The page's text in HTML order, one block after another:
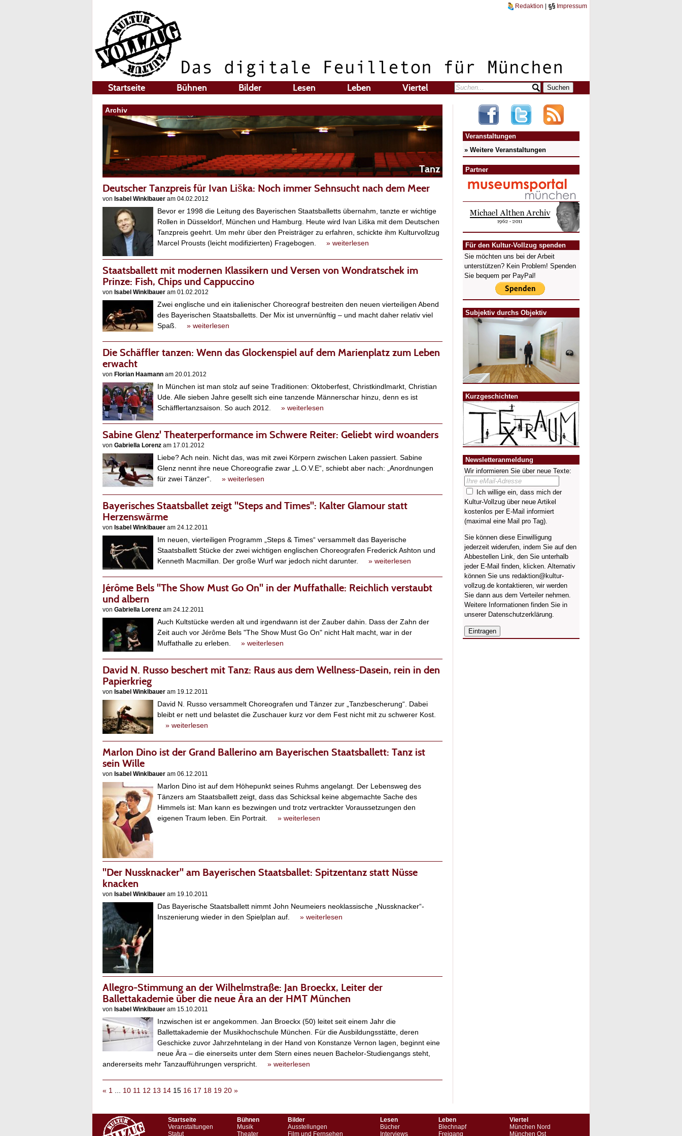
Redaktion Impressum
Startseite Bühnen Bilder Lesen Leben Viertel
Archiv
Tanz
Deutscher Tanzpreis für Ivan Liška: Noch immer Sehnsucht nach dem Meer
von Isabel Winklbauer am 04.02.2012
Bevor er 1998 die Leitung des Bayerischen Staatsballetts übernahm, tanzte er wichtige
Rollen in Düsseldorf, München und Hamburg. Heute wird Ivan Liška mit dem Deutschen
Tanzpreis geehrt. Um mehr über den Preisträger zu erfahren, schickte ihm Kulturvollzug
Marcel Prousts (leicht modifizierten) Fragebogen. » weiterlesen
Staatsballett mit modernen Klassikern und Versen von Wondratschek im
Prinze: Fish, Chips und Cappuccino
von Isabel Winklbauer am 01.02.2012
Zwei englische und ein italienischer Choreograf bestreiten den neuen vierteiligen Abend
des Bayerischen Staatsballetts. Der Mix ist unvernünftig – und macht daher relativ viel
Spaß. » weiterlesen
Die Schäffler tanzen: Wenn das Glockenspiel auf dem Marienplatz zum Leben
erwacht
von Florian Haamann am 20.01.2012
In München ist man stolz auf seine Traditionen: Oktoberfest, Christkindlmarkt, Christian
Ude. Alle sieben Jahre gesellt sich eine tanzende Männerschar hinzu, denn es ist
Schäfflertanzsaison. So auch 2012. » weiterlesen
Sabine Glenz' Theaterperformance im Schwere Reiter: Geliebt wird woanders
von Gabriella Lorenz am 17.01.2012
Liebe? Ach nein. Nicht das, was mit zwei Körpern zwischen Laken passiert. Sabine
Glenz nennt ihre neue Choreografie zwar „L.O.V.E“, schiebt aber nach: „Anordnungen
für zwei Tänzer“. » weiterlesen
Bayerisches Staatsballet zeigt "Steps and Times": Kalter Glamour statt
Herzenswärme
von Isabel Winklbauer am 24.12.2011
Im neuen, vierteiligen Programm „Steps & Times“ versammelt das Bayerische
Staatsballett Stücke der zwei wichtigen englischen Choreografen Frederick Ashton und
Kenneth Macmillan. Der große Wurf war jedoch nicht darunter. » weiterlesen
Jérôme Bels "The Show Must Go On" in der Muffathalle: Reichlich verstaubt
und albern
von Gabriella Lorenz am 24.12.2011
Auch Kultstücke werden alt und irgendwann ist der Zauber dahin. Dass der Zahn der
Zeit auch vor Jérôme Bels "The Show Must Go On" nicht Halt macht, war in der
Muffathalle zu erleben. » weiterlesen
David N. Russo beschert mit Tanz: Raus aus dem Wellness-Dasein, rein in den
Papierkrieg
von Isabel Winklbauer am 19.12.2011
David N. Russo versammelt Choreografen und Tänzer zur „Tanzbescherung“. Dabei
bleibt er nett und belastet die Zuschauer kurz vor dem Fest nicht mit zu schwerer Kost.
» weiterlesen
Marlon Dino ist der Grand Ballerino am Bayerischen Staatsballett: Tanz ist
sein Wille
von Isabel Winklbauer am 06.12.2011
Marlon Dino ist auf dem Höhepunkt seines Ruhms angelangt. Der Lebensweg des
Tänzers am Staatsballett zeigt, dass das Schicksal keine abgemachte Sache des
Himmels ist: Man kann es bezwingen und trotz vertrackter Voraussetzungen den
eigenen Traum leben. Ein Portrait. » weiterlesen
"Der Nussknacker" am Bayerischen Staatsballet: Spitzentanz statt Nüsse
knacken
von Isabel Winklbauer am 19.10.2011
Das Bayerische Staatsballett nimmt John Neumeiers neoklassische „Nussknacker“-
Inszenierung wieder in den Spielplan auf. » weiterlesen
Allegro-Stimmung an der Wilhelmstraße: Jan Broeckx, Leiter der
Ballettakademie über die neue Ära an der HMT München
von Isabel Winklbauer am 15.10.2011
Inzwischen ist er angekommen. Jan Broeckx (50) leitet seit einem Jahr die
Ballettakademie der Musikhochschule München. Für die Ausbildungsstätte, deren
Geschicke zuvor Jahrzehntelang in der Hand von Konstanze Vernon lagen, beginnt eine
neue Ära – die einerseits unter dem Stern eines neuen Bachelor-Studiengangs steht,
andererseits mehr Tanzaufführungen verspricht. » weiterlesen
« 1 ... 10 11 12 13 14 15 16 17 18 19 20 »
Veranstaltungen
» Weitere Veranstaltungen
Partner
Für den Kultur-Vollzug spenden
Sie möchten uns bei der Arbeit
unterstützen? Kein Problem! Spenden
Sie bequem per PayPal!
Subjektiv durchs Objektiv
Kurzgeschichten
Newsletteranmeldung
Wir informieren Sie über neue Texte:
Ich willige ein, dass mich der
Kultur-Vollzug über neue Artikel
kostenlos per E-Mail informiert
(maximal eine Mail pro Tag).
Sie können diese Einwilligung
jederzeit widerufen, indem Sie auf den
Abbestellen Link, den Sie unterhalb
jeder E-Mail finden, klicken. Alternativ
können Sie uns redaktion@kultur-
vollzug.de kontaktieren, wir werden
Sie dann aus dem Verteiler nehmen.
Weitere Informationen finden Sie in
unserer Datenschutzerklärung.
Startseite
Veranstaltungen
Statut
Bühnen
Musik
Theater
Bilder
Ausstellungen
Film und Fernsehen
Lesen
Bücher
Interviews
Leben
Blechnapf
Freigang
Viertel
München Nord
München Ost